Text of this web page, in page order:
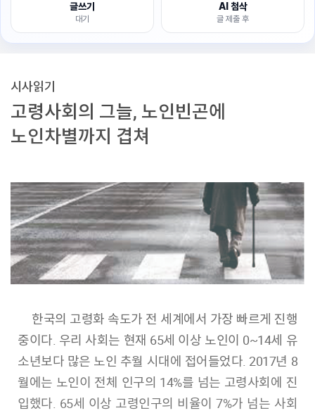
글쓰기
대기
AI 첨삭
글 제출 후
시사읽기
고령사회의 그늘, 노인빈곤에
노인차별까지 겹쳐
한국의 고령화 속도가 전 세계에서 가장 빠르게 진행
중이다. 우리 사회는 현재 65세 이상 노인이 0~14세 유
소년보다 많은 노인 추월 시대에 접어들었다. 2017년 8
월에는 노인이 전체 인구의 14%를 넘는 고령사회에 진
입했다. 65세 이상 고령인구의 비율이 7%가 넘는 사회